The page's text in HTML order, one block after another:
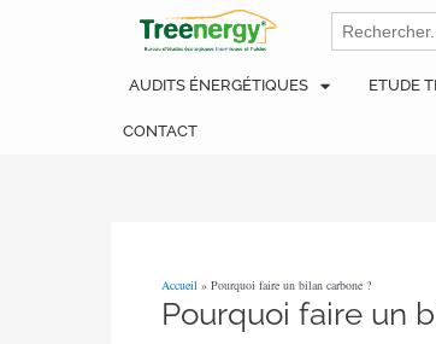
Search
for:
AUDITS ÉNERGÉTIQUES ETUDE
CONTACT
Accueil » Pourquoi faire un bilan carbone ?
Pourquoi faire un